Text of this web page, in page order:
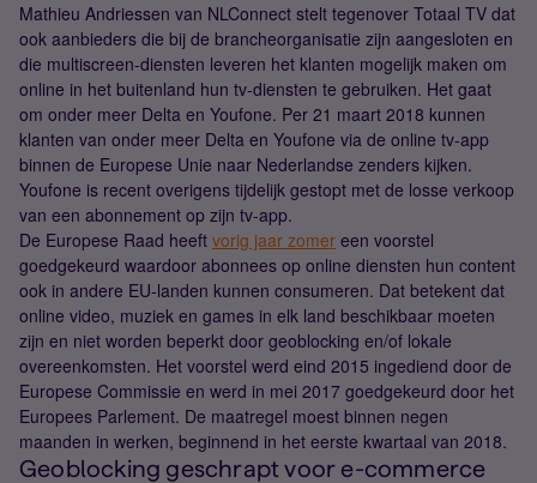
Mathieu Andriessen van NLConnect stelt tegenover Totaal TV dat
ook aanbieders die bij de brancheorganisatie zijn aangesloten en
die multiscreen-diensten leveren het klanten mogelijk maken om
online in het buitenland hun tv-diensten te gebruiken. Het gaat
om onder meer Delta en Youfone. Per 21 maart 2018 kunnen
klanten van onder meer Delta en Youfone via de online tv-app
binnen de Europese Unie naar Nederlandse zenders kijken.
Youfone is recent overigens tijdelijk gestopt met de losse verkoop
van een abonnement op zijn tv-app.
De Europese Raad heeft vorig jaar zomer een voorstel
goedgekeurd waardoor abonnees op online diensten hun content
ook in andere EU-landen kunnen consumeren. Dat betekent dat
online video, muziek en games in elk land beschikbaar moeten
zijn en niet worden beperkt door geoblocking en/of lokale
overeenkomsten. Het voorstel werd eind 2015 ingediend door de
Europese Commissie en werd in mei 2017 goedgekeurd door het
Europees Parlement. De maatregel moest binnen negen
maanden in werken, beginnend in het eerste kwartaal van 2018.
Geoblocking geschrapt voor e-commerce